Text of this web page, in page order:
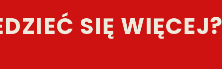
SIĘ WIĘCEJ?